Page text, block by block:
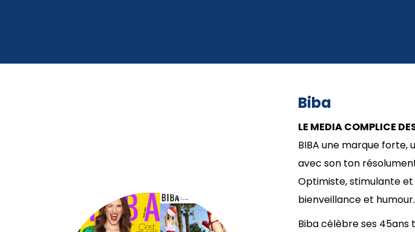
Biba
LE MEDIA COMPLICE
BIBA une marque forte,
avec son ton
Optimiste, stimulante et
bienveillance et
Biba célèbre ses 45ans